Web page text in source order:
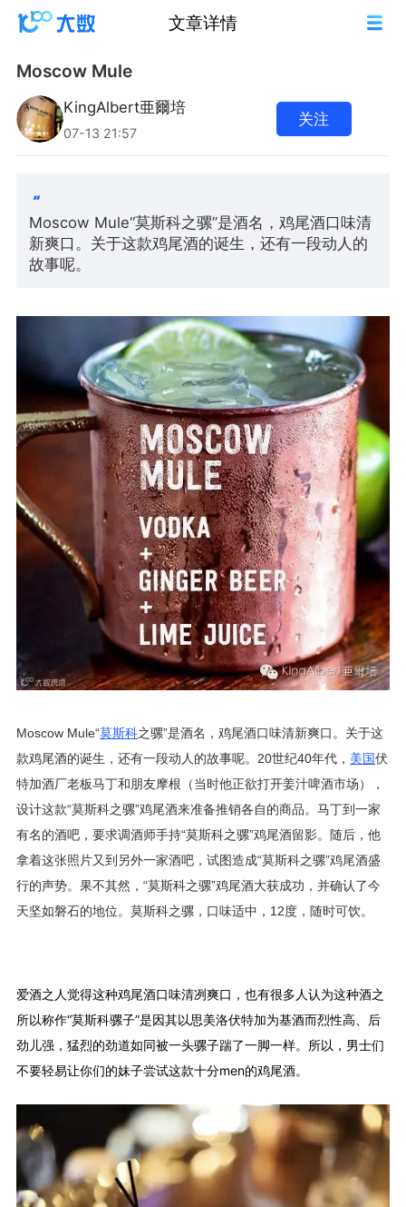
文章详情
Moscow Mule
KingAlbert亜爾培
07-13 21:57
关注
Moscow Mule“莫斯科之骡”是酒名，鸡尾酒口味清
新爽口。关于这款鸡尾酒的诞生，还有一段动人的
故事呢。
Moscow Mule“莫斯科之骡”是酒名，鸡尾酒口味清新爽口。关于这
款鸡尾酒的诞生，还有一段动人的故事呢。20世纪40年代， 美国伏
特加酒厂老板马丁和朋友摩根（当时他正欲打开姜汁啤酒市场），
设计这款“莫斯科之骡”鸡尾酒来准备推销各自的商品。马丁到一家
有名的酒吧，要求调酒师手持“莫斯科之骡”鸡尾酒留影。随后，他
拿着这张照片又到另外一家酒吧，试图造成“莫斯科之骡”鸡尾酒盛
行的声势。果不其然，“莫斯科之骡”鸡尾酒大获成功，并确认了今
天坚如磐石的地位。莫斯科之骡，口味适中，12度，随时可饮。
爱酒之人觉得这种鸡尾酒口味清冽爽口，也有很多人认为这种酒之
所以称作“莫斯科骡子”是因其以思美洛伏特加为基酒而烈性高、后
劲儿强，猛烈的劲道如同被一头骡子踹了一脚一样。所以，男士们
不要轻易让你们的妹子尝试这款十分men的鸡尾酒。